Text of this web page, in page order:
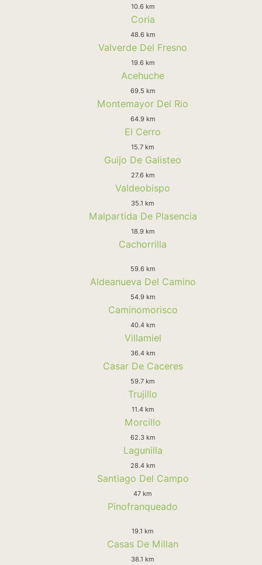
10.6 km
Coria
48.6 km
Valverde Del Fresno
19.6 km
Acehuche
69.5 km
Montemayor Del Rio
64.9 km
El Cerro
15.7 km
Guijo De Galisteo
27.6 km
Valdeobispo
35.1 km
Malpartida De Plasencia
18.9 km
Cachorrilla
59.6 km
Aldeanueva Del Camino
54.9 km
Caminomorisco
40.4 km
Villamiel
36.4 km
Casar De Caceres
59.7 km
Trujillo
11.4 km
Morcillo
62.3 km
Lagunilla
28.4 km
Santiago Del Campo
47 km
Pinofranqueado
19.1 km
Casas De Millan
38.1 km